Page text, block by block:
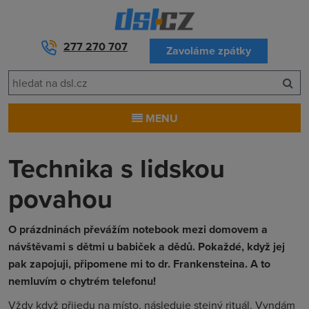
277 270 707 Zavoláme zpátky
MENU
Technika s lidskou
povahou
O prázdninách převážím notebook mezi domovem a
návštěvami s dětmi u babiček a dědů. Pokaždé, když jej
pak zapojuji, připomene mi to dr. Frankensteina. A to
nemluvím o chytrém telefonu!
Vždy když přijedu na místo, následuje stejný rituál. Vyndám